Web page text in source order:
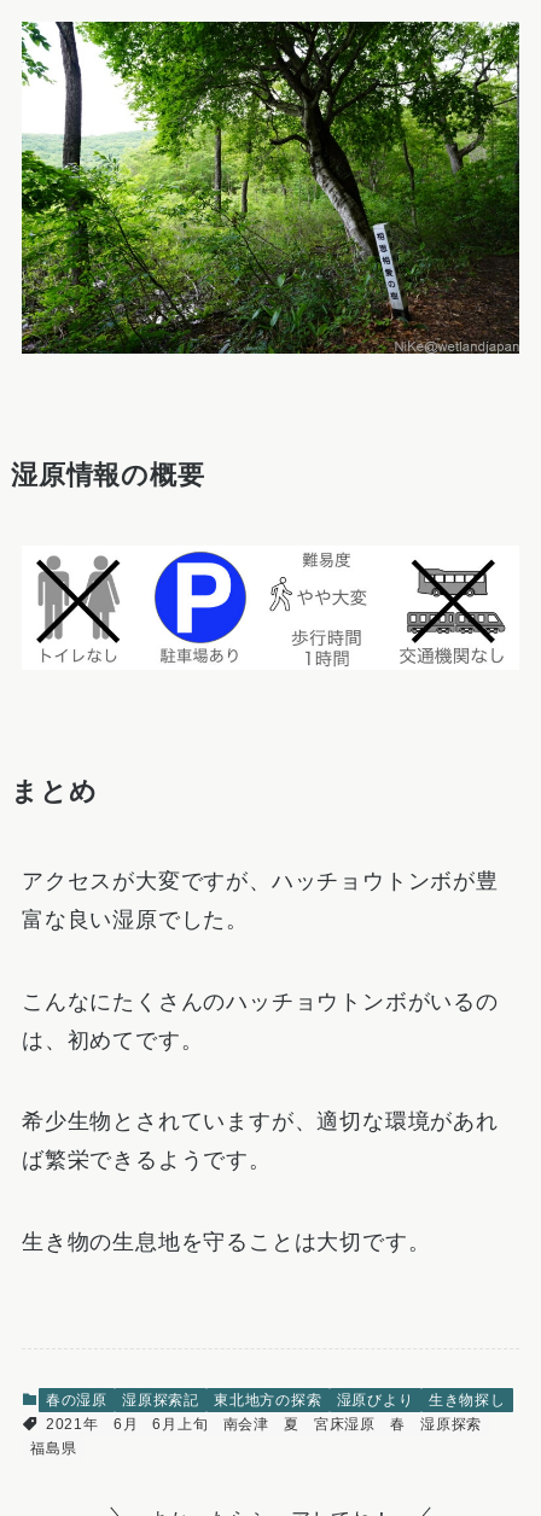
湿原情報の概要
まとめ
アクセスが大変ですが、ハッチョウトンボが豊
富な良い湿原でした。
こんなにたくさんのハッチョウトンボがいるの
は、初めてです。
希少生物とされていますが、適切な環境があれ
ば繁栄できるようです。
生き物の生息地を守ることは大切です。
春の湿原 湿原探索記 東北地方の探索 湿原びより
生き物探し
2021年
6月 6月上旬 南会津 夏 宮床湿原 春
湿原探索
福島県